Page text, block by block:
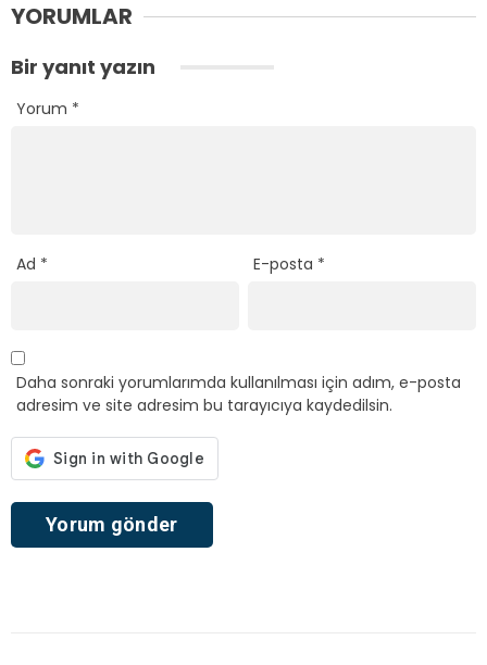
YORUMLAR
Bir yanıt yazın
Yorum *
Ad * E-posta *
Daha sonraki yorumlarımda kullanılması için adım, e-posta
adresim ve site adresim bu tarayıcıya kaydedilsin.